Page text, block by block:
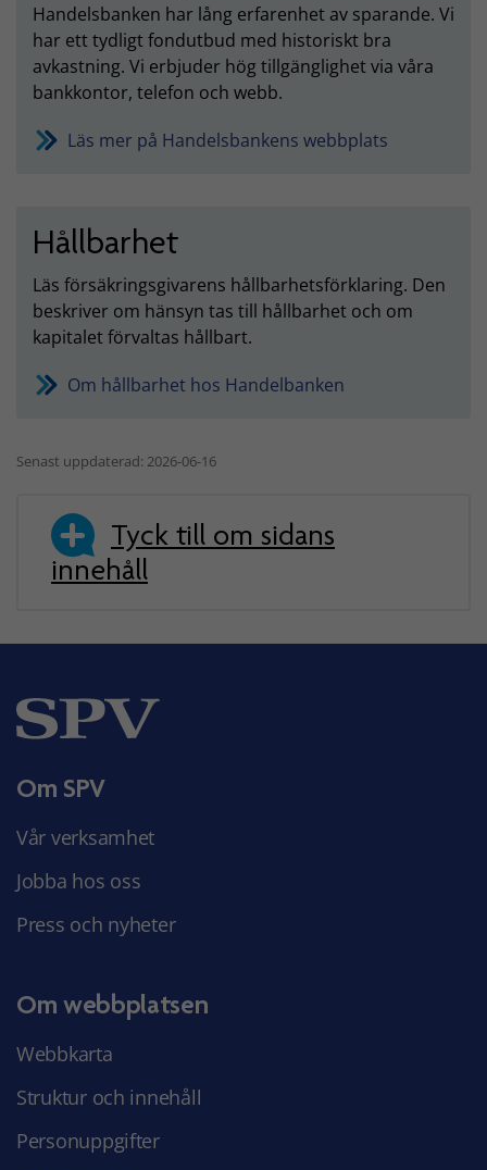
Handelsbanken har lång erfarenhet av sparande. Vi
har ett tydligt fondutbud med historiskt bra
avkastning. Vi erbjuder hög tillgänglighet via våra
bankkontor, telefon och webb.
Läs mer på Handelsbankens webbplats
Hållbarhet
Läs försäkringsgivarens hållbarhetsförklaring. Den
beskriver om hänsyn tas till hållbarhet och om
kapitalet förvaltas hållbart.
Om hållbarhet hos Handelbanken
Senast uppdaterad: 2026-06-16
Tyck till om sidans
innehåll
Om SPV
Vår verksamhet
Jobba hos oss
Press och nyheter
Om webbplatsen
Webbkarta
Struktur och innehåll
Personuppgifter